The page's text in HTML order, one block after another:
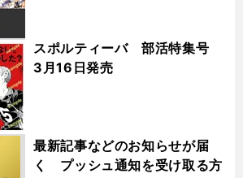
スポルティーバ 部活特集号
3月16日発売
最新記事などのお知らせが届
く プッシュ通知を受け取る方